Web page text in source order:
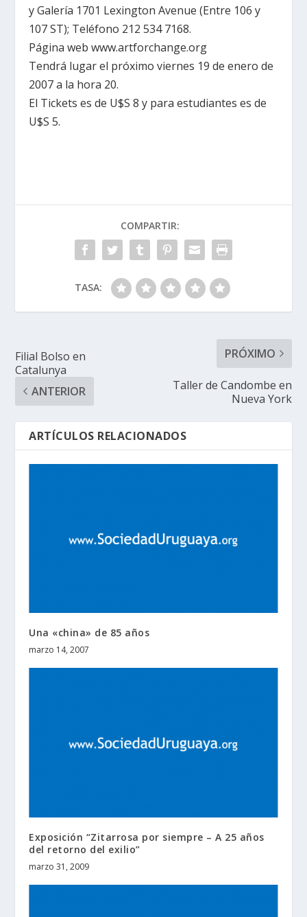
y Galería 1701 Lexington Avenue (Entre 106 y
107 ST); Teléfono 212 534 7168.
Página web www.artforchange.org
Tendrá lugar el próximo viernes 19 de enero de
2007 a la hora 20.
El Tickets es de U$S 8 y para estudiantes es de
U$S 5.
COMPARTIR:
TASA:
Filial Bolso en
Catalunya
ANTERIOR
PRÓXIMO
Taller de Candombe en
Nueva York
ARTÍCULOS RELACIONADOS
Una «china» de 85 años
marzo 14, 2007
Exposición “Zitarrosa por siempre – A 25 años
del retorno del exilio”
marzo 31, 2009